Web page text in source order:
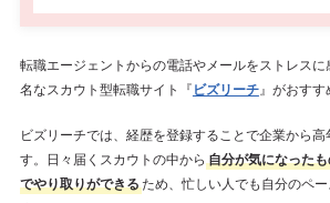
転職エージェントからの電話やメールをストレス
名なスカウト型転職サイト『 ビズリーチ』がおすす
ビズリーチでは、経歴を登録することで企業から高
す。日々届くスカウトの中から 自分が気になった
でやり取りができる ため、忙しい人でも自分のペ